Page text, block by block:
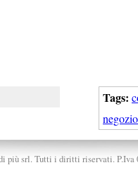
Tags:
negozio
più srl. Tutti i diritti riservati. P.Iva